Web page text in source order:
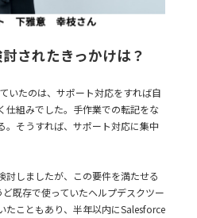
討されたきっかけは？
いたのは、サポート対応をすれば自
仕組みでした。手作業での転記をな
。そうすれば、サポート対応に集中
討しましたが、この要件を満たせる
既存で使っていたヘルプデスクツー
たこともあり、半年以内にSalesforce